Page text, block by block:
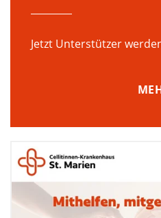
Jetzt Unterstützer